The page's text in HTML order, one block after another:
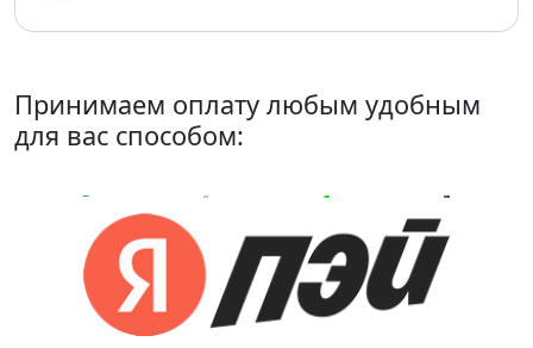
Принимаем оплату любым удобным
для вас способом: